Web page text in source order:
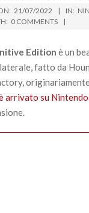
21/07/2022 IN:
0 COMMENTS
Edition è un
fatto da
arrivato su